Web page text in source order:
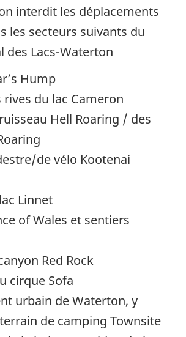
interdit les déplacements
les secteurs suivants du
des Lacs-Waterton
Hump
rives du lac Cameron
Hell Roaring / des
de vélo Kootenai
Linnet
of Wales et sentiers
Red Rock
cirque Sofa
urbain de Waterton, y
de camping Townsite